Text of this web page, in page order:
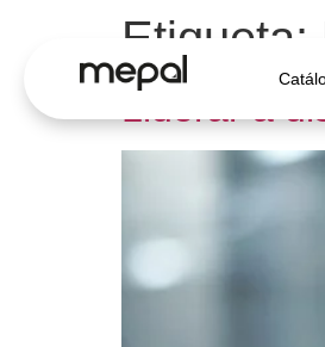
Etiqueta:
Liderar a